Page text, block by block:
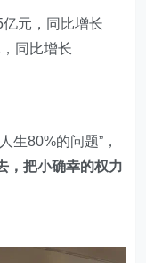
元，同比增长
同比增长
生80%的问题”，
，把小确幸的权力